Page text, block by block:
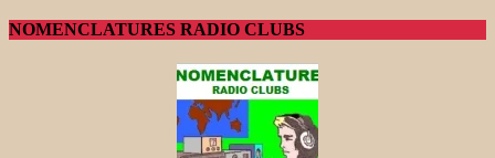
NOMENCLATURES RADIO CLUBS